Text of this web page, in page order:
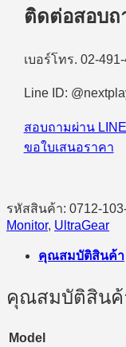
เกม
UltraGear
32G620B-
(IPS)
QHD
ติดต่อสอบถ
เบอร์โทร. 02-
Line ID:
สอบถามผ่าน LINE
ขอใบเสนอราคา
รหัสสินค้า: 0712-
Monitor, UltraGear
คุณสมบัติสินค้า
คุณสมบัติสินค้
Model